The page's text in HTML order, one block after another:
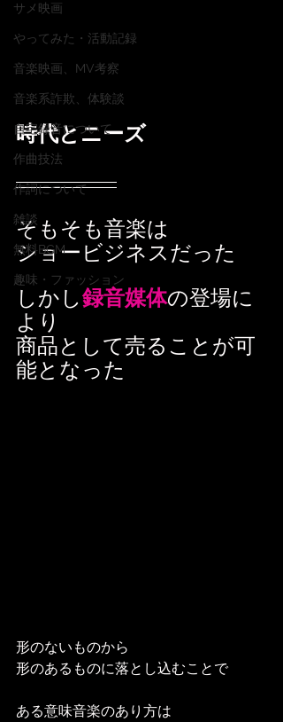
サメ映画
やってみた・活動記録
音楽映画、MV考察
音楽系詐欺、体験談
自宅録音について
作曲技法
作詞について
雑談
無料BGM
趣味・ファッション
時代とニーズ
そもそも音楽は
ショービジネスだった
しかし録音媒体の登場に
より
商品として売ることが可
能となった
形のないものから
形のあるものに落とし込むことで
ある意味音楽のあり方は